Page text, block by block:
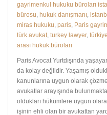
gayrimenkul hukuku büroları
bürosu hukuk danışmanı
miras hukuku paris Paris
türk avukat turkey lawyer,
arası hukuk büroları
Paris Avocat Yurtdışında
da kolay değildir. Yaşamış
kanunlarına uygun olarak
avukatlar arayışında
oldukları hükümlere uygun
işinin ehli olan bir avukattan